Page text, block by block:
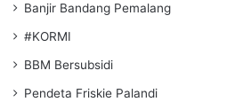
Banjir Bandang Pemalang
#KORMI
BBM Bersubsidi
Pendeta Friskie Palandi